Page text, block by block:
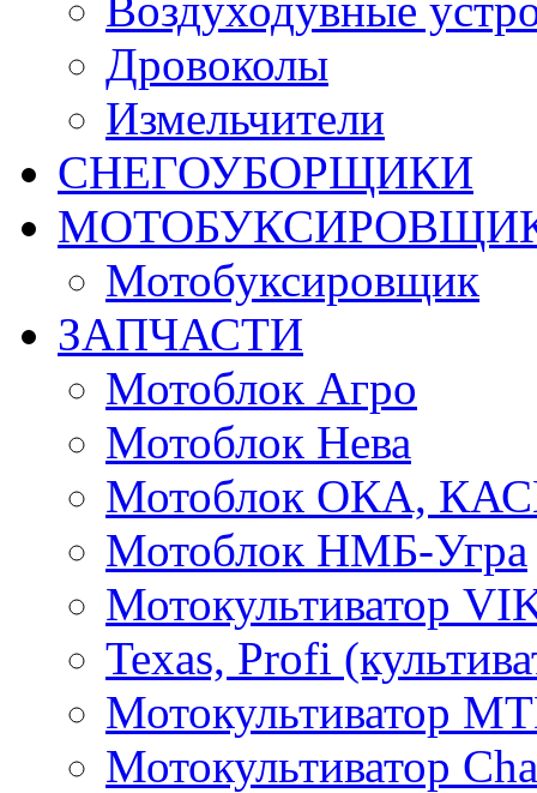
Дровоколы
Измельчители
СНЕГОУБОРЩИКИ
Мотобуксировщик
ЗАПЧАСТИ
Мотоблок Агро
Мотоблок Нева
Мотоблок ОКА,
Мотоблок НМБ-Угра
Мотокультиватор
Texas, Profi
Мотокультиватор
Мотокультиватор